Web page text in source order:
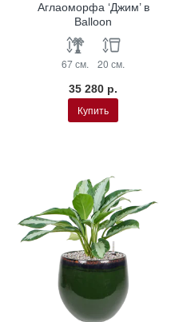
Аглаоморфа ‘Джим’ в
Balloon
67 см. 20 см.
35 280 р.
Купить